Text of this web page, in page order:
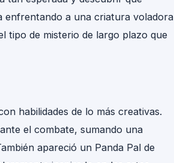
enfrentando a una criatura voladora
tipo de misterio de largo plazo que
habilidades de lo más creativas.
el combate, sumando una
apareció un Panda Pal de